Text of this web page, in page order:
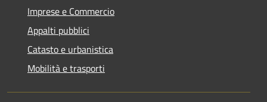
Imprese e Commercio
Appalti pubblici
Catasto e urbanistica
Mobilità e trasporti